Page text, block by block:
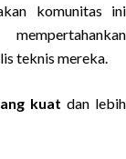
komunitas ini
teknis mereka.
kuat dan lebih